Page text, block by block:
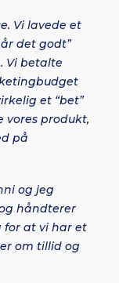
Vi lavede et
det godt”
Vi betalte
et “bet”
vores produkt,
på
og jeg
håndterer
for at vi har et
om tillid og